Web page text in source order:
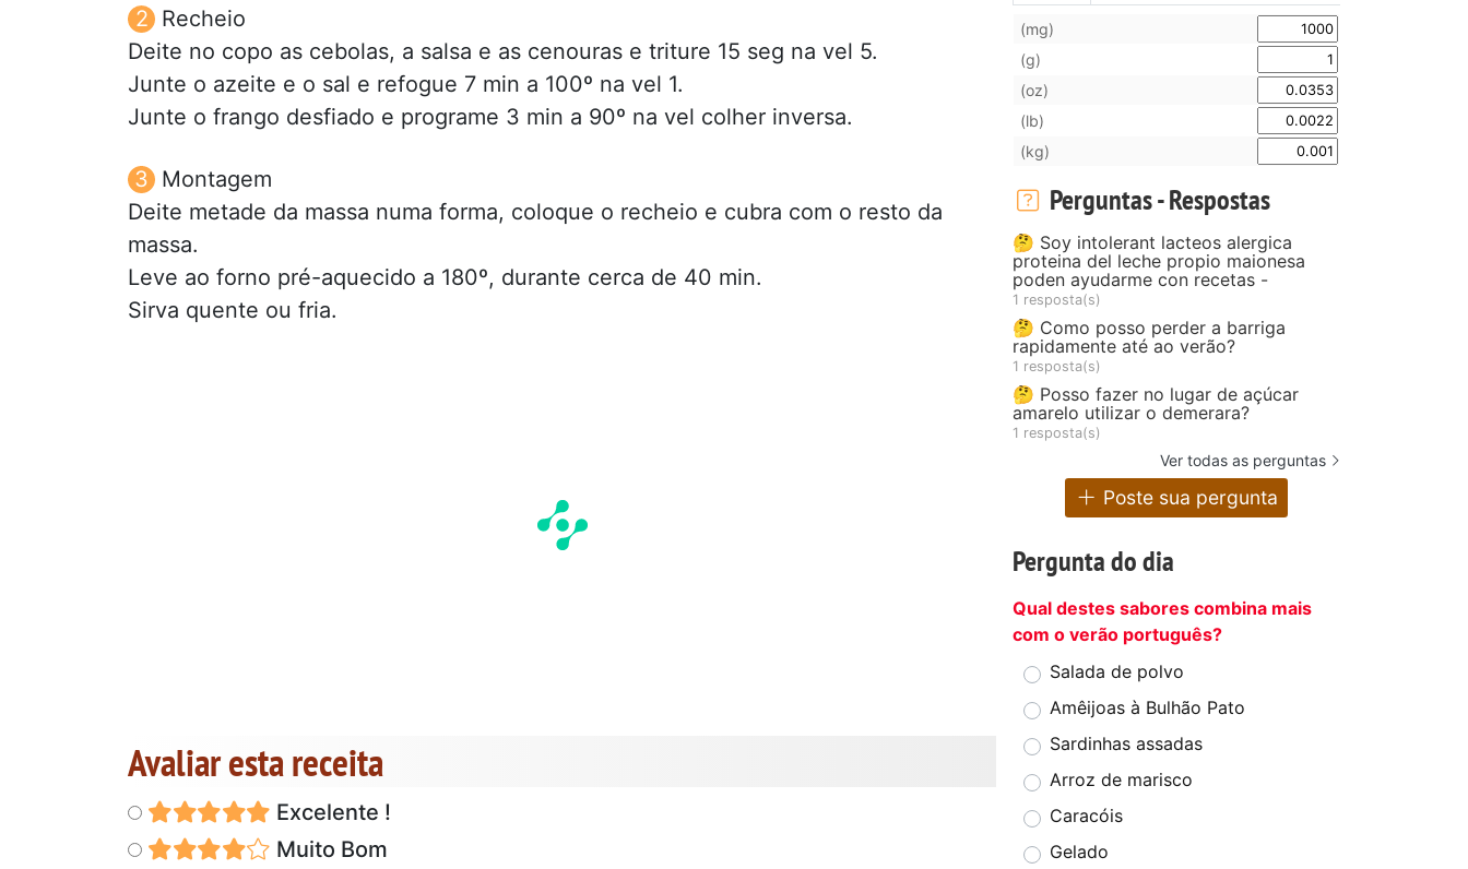
Recheio
Deite no copo as cebolas, a salsa e as cenouras e triture 15 seg na vel 5.
Junte o azeite e o sal e refogue 7 min a 100º na vel 1.
Junte o frango desfiado e programe 3 min a 90º na vel colher inversa.
Montagem
Deite metade da massa numa forma, coloque o recheio e cubra com o resto da
massa.
Leve ao forno pré-aquecido a 180º, durante cerca de 40 min.
Sirva quente ou fria.
Avaliar esta receita
Excelente !
Muito Bom
(mg)
(g)
(oz)
(lb)
(kg)
Perguntas - Respostas
🤔 Soy intolerant lacteos alergica
proteina del leche propio maionesa
poden ayudarme con recetas -
1 resposta(s)
🤔 Como posso perder a barriga
rapidamente até ao verão?
1 resposta(s)
🤔 Posso fazer no lugar de açúcar
amarelo utilizar o demerara?
1 resposta(s)
Ver todas as perguntas
Poste sua pergunta
Pergunta do dia
Qual destes sabores combina mais
com o verão português?
Salada de polvo
Amêijoas à Bulhão Pato
Sardinhas assadas
Arroz de marisco
Caracóis
Gelado